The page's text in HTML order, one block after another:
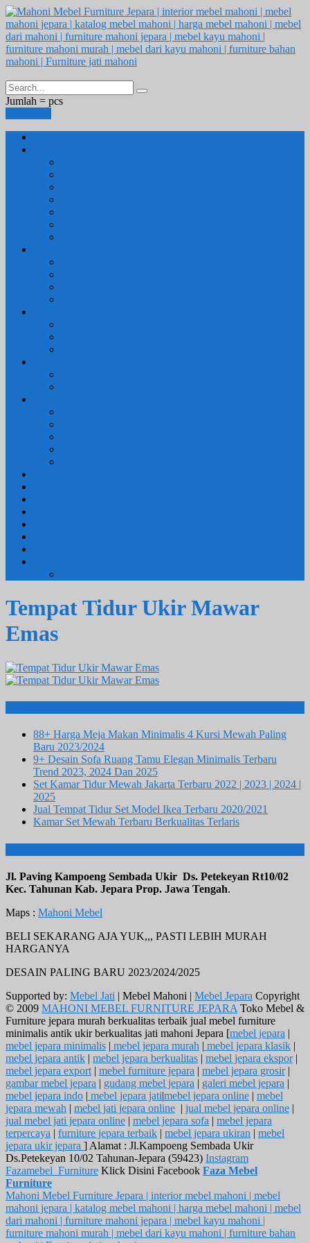
Jumlah = pcs
Tempat Tidur Ukir Mawar
Emas
88+ Harga Meja Makan Minimalis 4 Kursi Mewah Paling
Baru 2023/2024
9+ Desain Sofa Ruang Tamu Elegan Minimalis Terbaru
Trend 2023, 2024 Dan 2025
Set Kamar Tidur Mewah Jakarta Terbaru 2022 | 2023 | 2024 |
2025
Jual Tempat Tidur Set Model Ikea Terbaru 2020/2021
Kamar Set Mewah Terbaru Berkualitas Terlaris
Jl. Paving Kampoeng Sembada Ukir Ds. Petekeyan Rt10/02
Kec. Tahunan Kab. Jepara Prop. Jawa Tengah.
Maps : Mahoni Mebel
BELI SEKARANG AJA YUK,,, PASTI LEBIH MURAH
HARGANYA
DESAIN PALING BARU 2023/2024/2025
Supported by: Mebel Jati | Mebel Mahoni | Mebel Jepara Copyright
© 2009 MAHONI MEBEL FURNITURE JEPARA Toko Mebel &
Furniture jepara murah berkualitas terbaik jual mebel furniture
minimalis antik ukir berkualitas jati mahoni Jepara [mebel jepara |
mebel jepara minimalis | mebel jepara murah | mebel jepara klasik |
mebel jepara antik | mebel jepara berkualitas | mebel jepara ekspor|
mebel jepara export | mebel furniture jepara | mebel jepara grosir|
gambar mebel jepara | gudang mebel jepara | galeri mebel jepara |
mebel jepara indo | mebel jepara jati|mebel jepara online | mebel
jepara mewah | mebel jati jepara online | jual mebel jepara online |
jual mebel jati jepara online | mebel jepara sofa | mebel jepara
terpercaya | furniture jepara terbaik | mebel jepara ukiran | mebel
jepara ukir jepara ] Alamat : Jl.Kampoeng Sembada Ukir
Ds.Petekeyan 10/02 Tahunan-Jepara (59423) Instagram
Fazamebel_Furniture Klick Disini Facebook Faza Mebel
Furniture
Mahoni Mebel Furniture Jepara | interior mebel mahoni | mebel
mahoni jepara | katalog mebel mahoni | harga mebel mahoni | mebel
dari mahoni | furniture mahoni jepara | mebel kayu mahoni |
furniture mahoni murah | mebel dari kayu mahoni | furniture bahan